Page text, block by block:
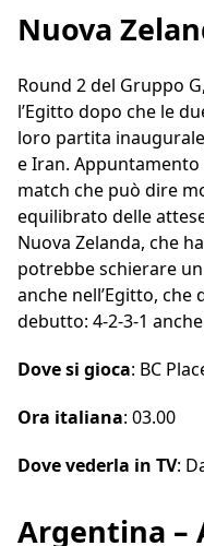
Nuova
Round 2 del Gruppo
l’Egitto dopo che le
loro partita
e Iran.
match che può dire
equilibrato delle
Nuova Zelanda, che
potrebbe schierare
anche nell’Egitto, che
debutto: 4-2-3-1
Dove si gioca: BC
Ora italiana: 03.00
Dove vederla in TV:
Argentina –